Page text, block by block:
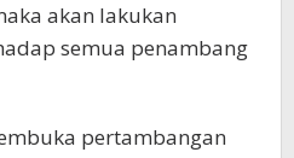
akan lakukan
semua penambang
pertambangan